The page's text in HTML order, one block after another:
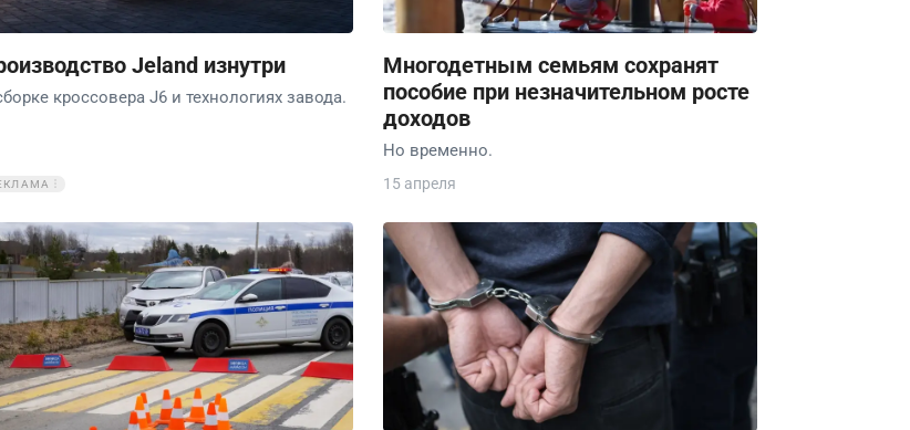
Jeland изнутри
кроссовера J6 и технологиях завода.
Многодетным семьям сохранят
пособие при незначительном росте
доходов
Но временно.
15 апреля